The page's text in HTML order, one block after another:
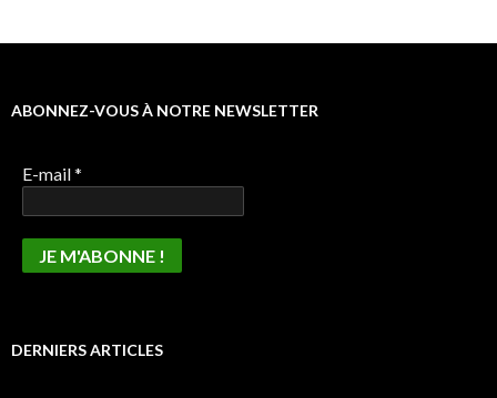
ABONNEZ-VOUS À NOTRE NEWSLETTER
E-mail*
DERNIERS ARTICLES